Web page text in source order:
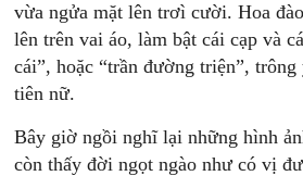
vừa ngửa mặt lên trơì cười. Hoa
lên trên vai áo, làm bật cái cạp và
cái”, hoặc “trần đường triện”,
tiên nữ.
Bây giờ ngồi nghĩ lại những hình
còn thấy đời ngọt ngào như có vị